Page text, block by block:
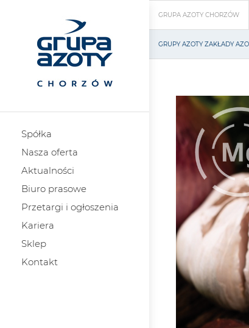
Spółka
Nasza oferta
Aktualności
Biuro prasowe
Przetargi i ogłoszenia
Kariera
Sklep
Kontakt
GRUPA AZOTY CHORZÓW
GRUPY AZOTY ZAKŁADY